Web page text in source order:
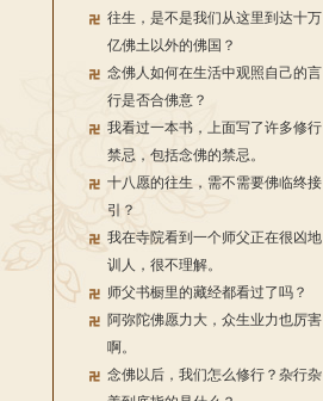
往生，是不是我们从这里到达十万
亿佛土以外的佛国？
念佛人如何在生活中观照自己的言
行是否合佛意？
我看过一本书，上面写了许多修行
禁忌，包括念佛的禁忌。
十八愿的往生，需不需要佛临终接
引？
我在寺院看到一个师父正在很凶地
训人，很不理解。
师父书橱里的藏经都看过了吗？
阿弥陀佛愿力大，众生业力也厉害
啊。
念佛以后，我们怎么修行？杂行杂